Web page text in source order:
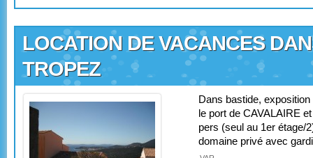
LOCATION DE VACANCES
TROPEZ
Dans bastide,
le port de CAVALAIRE
pers (seul au 1er étage/
domaine privé avec